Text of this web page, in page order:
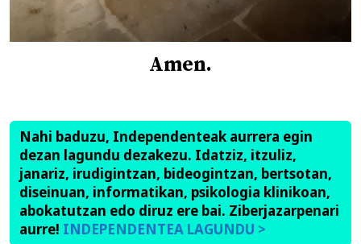
Amen.
Nahi baduzu, Independenteak aurrera egin
dezan lagundu dezakezu. Idatziz, itzuliz,
janariz, irudigintzan, bideogintzan, bertsotan,
diseinuan, informatikan, psikologia klinikoan,
abokatutzan edo diruz ere bai. Ziberjazarpenari
aurre! INDEPENDENTEA LAGUNDU >